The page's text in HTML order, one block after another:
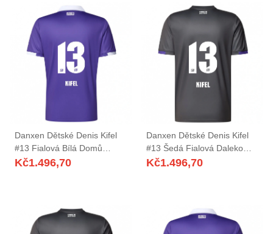
Danxen Dětské Denis Kifel
#13 Fialová Bílá Domů
Hráčské Dresy 2025/26 Dres
Kč1.496,70
Danxen Dětské Denis Kifel
#13 Šedá Fialová Daleko
Hráčské Dresy 2025/26 Dres
Kč1.496,70